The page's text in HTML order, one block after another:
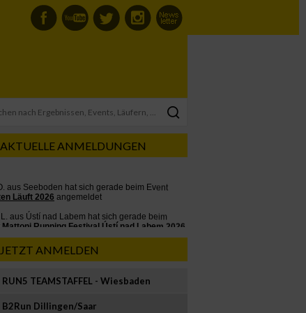
AKTUELLE ANMELDUNGEN
JETZT ANMELDEN
RUN5 TEAMSTAFFEL - Wiesbaden
B2Run Dillingen/Saar